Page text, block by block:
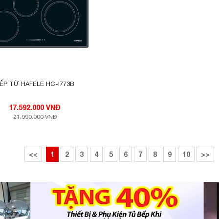
TỪ HAFELE HC-I773B
17.592.000 VNĐ
21.990.000 VNĐ
<< 1 2 3 4 5 6 7 8 9 10 >>